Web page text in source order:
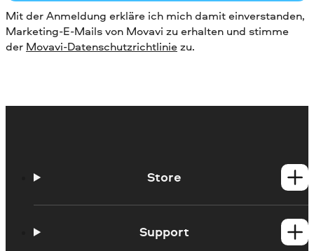
Mit der Anmeldung erkläre ich mich damit einverstanden,
Marketing-E-Mails von Movavi zu erhalten und stimme
der Movavi-Datenschutzrichtliniezu.
Store
Mac-Produkte
Support